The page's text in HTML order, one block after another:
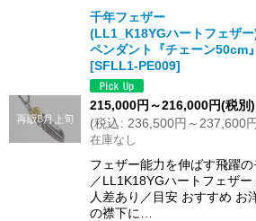
千年フェザー
(LL1_K18YGハートフェザー
ペンダント『チェーン50cm』
[SFLL1-PE009]
215,000円 ～216,000円(税別)
(税込: 236,500円 ～237,600円
在庫なし
フェザー能力を伸ばす飛躍
／LL1K18YGハートフェザ
人差あり／目安 おすすめ お
の襟下に…